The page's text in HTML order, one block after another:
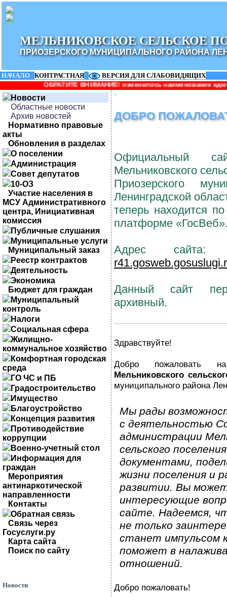
МЕЛЬНИКОВСКОЕ СЕЛЬСКОЕ
ПРИОЗЕРСКОГО МУНИЦИПАЛЬНОГО РАЙОНА
НАЧАЛО | КОНТРАСТНАЯ |
ВЕРСИЯ ДЛЯ СЛАБОВИДЯЩИХ
ВНИМАНИЕ! изменилось наименование администрации:
Новости
Областные новости
Архив новостей
Нормативно правовые
акты
Обновления в разделах
О поселении
Администрация
Совет депутатов
10-ОЗ
Участие населения в
МСУ Административного
центра, Инициативная
комиссия
Публичные слушания
Муниципальные услуги
Муниципальный заказ
Реестр контрактов
Деятельность
Экономика
Бюджет для граждан
Муниципальный
контроль
Налоги
Социальная сфера
Жилищно-
коммунальное хозяйство
Комфортная городская
среда
ГО ЧС и ПБ
Градостроительство
Имущество
Благоустройство
Концепция развития
Противодействие
коррупции
Военно-учетный стол
Информация для
граждан
Мероприятия
антинаркотической
направленности
Контакты
Обратная связь
Связь через
Госуслуги.ру
Карта сайта
Поиск по сайту
Новости
`
ДОБРО
Официальный
Мельниковского
Приозерского
Ленинградской
теперь находится
платформе
Адрес
Данный сайт
архивный.
Здравствуйте!
Добро пожаловать
Мельниковского
муниципального района
Мы рады
с деятельностью
администрации
сельского
документами,
жизни поселения и
развитии. Вы
интересующие
сайте. Надеемся,
не только
станет импульсом
поможет в
отношений.
Добро пожаловать!